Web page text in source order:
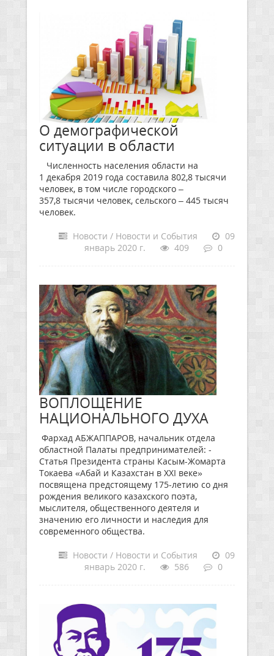
О демографической
ситуации в области
Численность населения области на
1 декабря 2019 года составила 802,8 тысячи
человек, в том числе городского –
357,8 тысячи человек, сельского – 445 тысяч
человек.
Новости / Новости и События
09
январь 2020 г.
409 0
ВОПЛОЩЕНИЕ
НАЦИОНАЛЬНОГО ДУХА
Фархад АБЖАППАРОВ, начальник отдела
областной Палаты предпринимателей: -
Статья Президента страны Касым-Жомарта
Токаева «Абай и Казахстан в XXI веке»
посвящена предстоящему 175-летию со дня
рождения великого казахского поэта,
мыслителя, общественного деятеля и
значению его личности и наследия для
современного общества.
Новости / Новости и События
09
январь 2020 г.
586 0